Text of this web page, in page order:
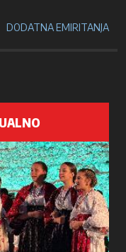
DODATNA EMIRITANJA